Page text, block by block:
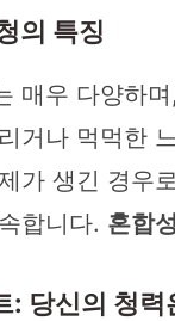
의 특징
매우 다양하
거나 먹먹한
가 생긴 경우
합니다. 혼합
: 당신의 청